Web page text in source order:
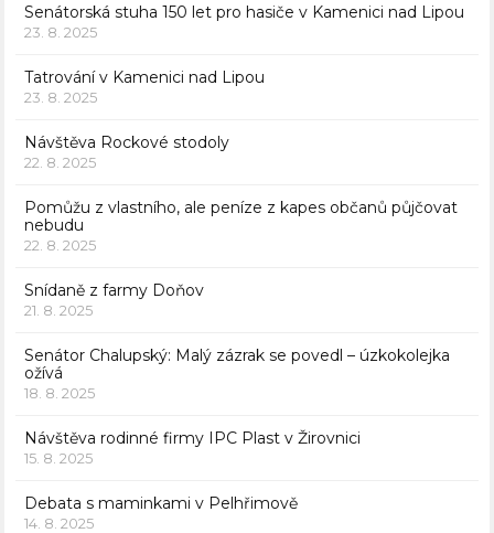
Senátorská stuha 150 let pro hasiče v Kamenici nad Lipou
23. 8. 2025
Tatrování v Kamenici nad Lipou
23. 8. 2025
Návštěva Rockové stodoly
22. 8. 2025
Pomůžu z vlastního, ale peníze z kapes občanů půjčovat
nebudu
22. 8. 2025
Snídaně z farmy Doňov
21. 8. 2025
Senátor Chalupský: Malý zázrak se povedl – úzkokolejka
ožívá
18. 8. 2025
Návštěva rodinné firmy IPC Plast v Žirovnici
15. 8. 2025
Debata s maminkami v Pelhřimově
14. 8. 2025